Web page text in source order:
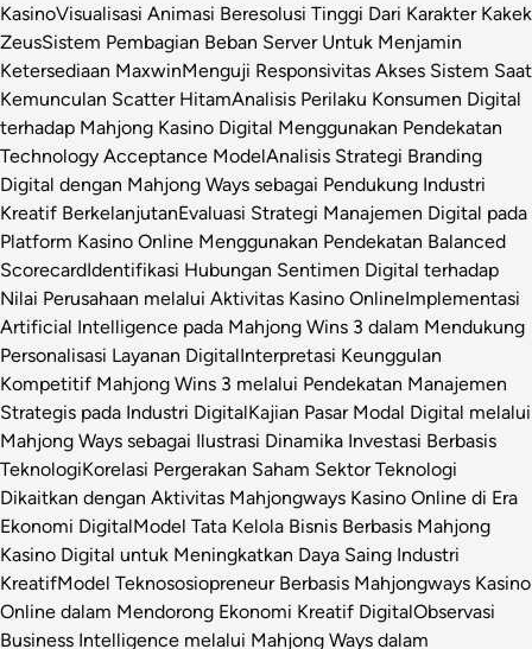
KasinoVisualisasi Animasi Beresolusi Tinggi Dari Karakter Kakek
ZeusSistem Pembagian Beban Server Untuk Menjamin
Ketersediaan MaxwinMenguji Responsivitas Akses Sistem Saat
Kemunculan Scatter HitamAnalisis Perilaku Konsumen Digital
terhadap Mahjong Kasino Digital Menggunakan Pendekatan
Technology Acceptance ModelAnalisis Strategi Branding
Digital dengan Mahjong Ways sebagai Pendukung Industri
Kreatif BerkelanjutanEvaluasi Strategi Manajemen Digital pada
Platform Kasino Online Menggunakan Pendekatan Balanced
ScorecardIdentifikasi Hubungan Sentimen Digital terhadap
Nilai Perusahaan melalui Aktivitas Kasino OnlineImplementasi
Artificial Intelligence pada Mahjong Wins 3 dalam Mendukung
Personalisasi Layanan DigitalInterpretasi Keunggulan
Kompetitif Mahjong Wins 3 melalui Pendekatan Manajemen
Strategis pada Industri DigitalKajian Pasar Modal Digital melalui
Mahjong Ways sebagai Ilustrasi Dinamika Investasi Berbasis
TeknologiKorelasi Pergerakan Saham Sektor Teknologi
Dikaitkan dengan Aktivitas Mahjongways Kasino Online di Era
Ekonomi DigitalModel Tata Kelola Bisnis Berbasis Mahjong
Kasino Digital untuk Meningkatkan Daya Saing Industri
KreatifModel Teknososiopreneur Berbasis Mahjongways Kasino
Online dalam Mendorong Ekonomi Kreatif DigitalObservasi
Business Intelligence melalui Mahjong Ways dalam